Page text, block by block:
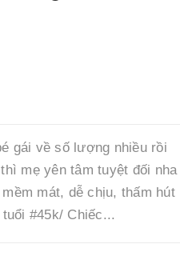
gái về số lượng nhiều rồi
mẹ yên tâm tuyệt đối nha
mát, dễ chịu, thấm hút
#45k/ Chiếc...